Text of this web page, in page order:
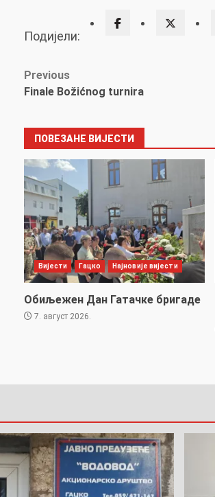
Подијели:
Post
Previous
Finale Božićnog turnira
ПОВЕЗАНЕ ВИЈЕСТИ
Вијести Гацко Најновије вијести
Обиљежен Дан Гатачке бригаде
7. август 2026.